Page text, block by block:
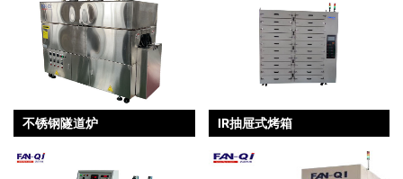
不锈钢隧道炉 IR抽屉式烤箱